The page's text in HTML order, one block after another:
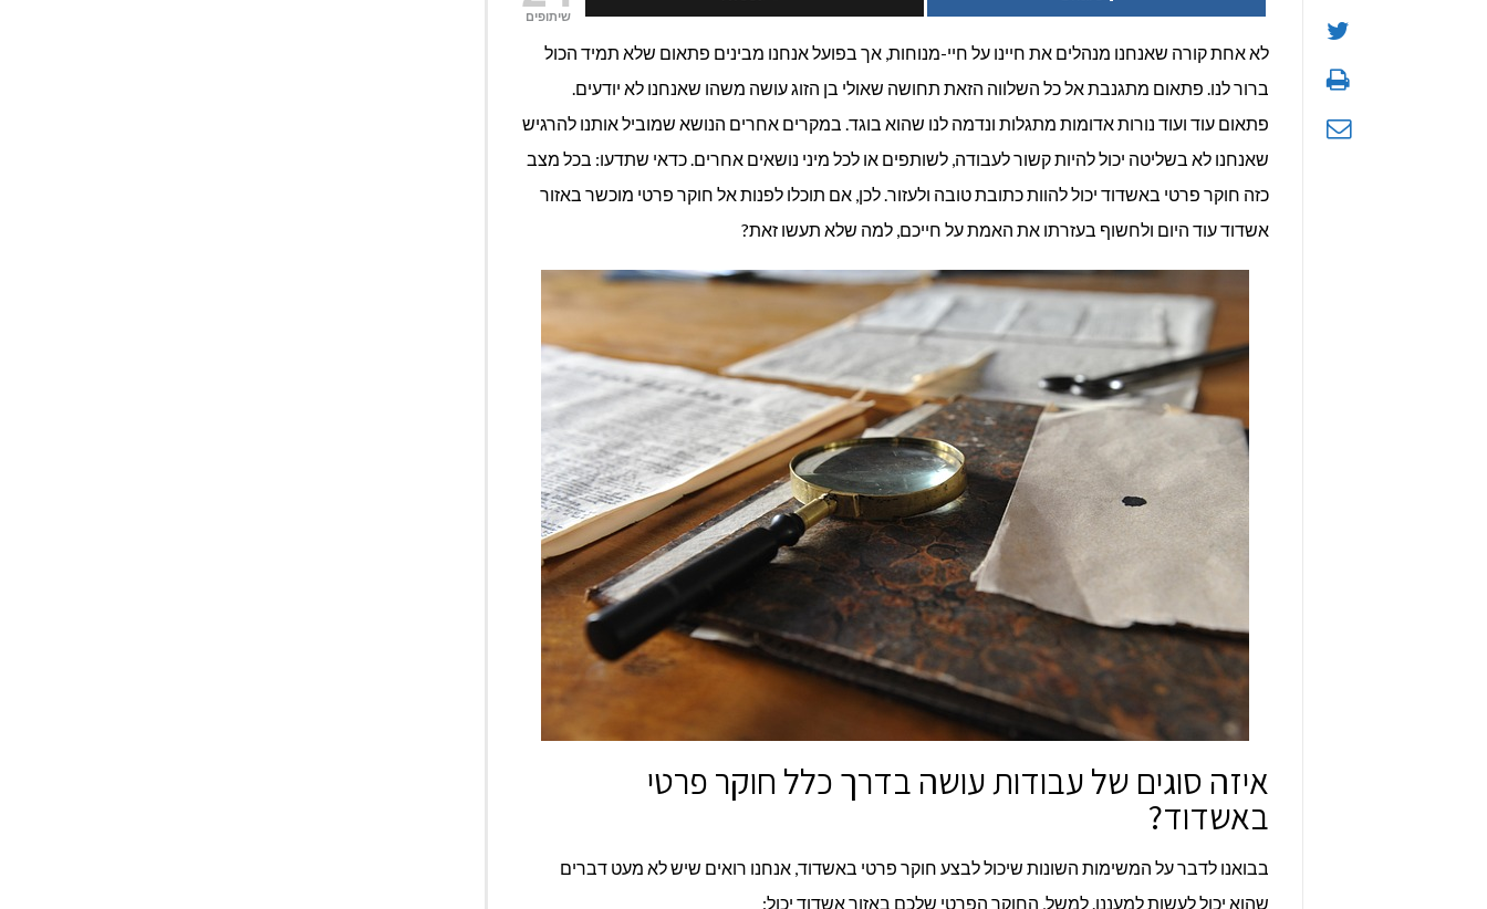
באשדוד
להוות
כתובת
טובה?
שיתופים
לא אחת קורה שאנחנו מנהלים את חיינו על חיי-מנוחות, אך בפועל אנחנו מבינים פתאום שלא תמיד הכול
ברור לנו. פתאום מתגנבת אל כל השלווה הזאת תחושה שאולי בן הזוג עושה משהו שאנחנו לא יודעים.
פתאום עוד ועוד נורות אדומות מתגלות ונדמה לנו שהוא בוגד. במקרים אחרים הנושא שמוביל אותנו להרגיש
שאנחנו לא בשליטה יכול להיות קשור לעבודה, לשותפים או לכל מיני נושאים אחרים. כדאי שתדעו: בכל מצב
כזה חוקר פרטי באשדוד יכול להוות כתובת טובה ולעזור. לכן, אם תוכלו לפנות אל חוקר פרטי מוכשר באזור
אשדוד עוד היום ולחשוף בעזרתו את האמת על חייכם, למה שלא תעשו זאת?
איזה סוגים של עבודות עושה בדרך כלל חוקר פרטי
באשדוד?
בבואנו לדבר על המשימות השונות שיכול לבצע חוקר פרטי באשדוד, אנחנו רואים שיש לא מעט דברים
שהוא יכול לעשות למעננו. למשל, החוקר הפרטי שלכם באזור אשדוד יכול: